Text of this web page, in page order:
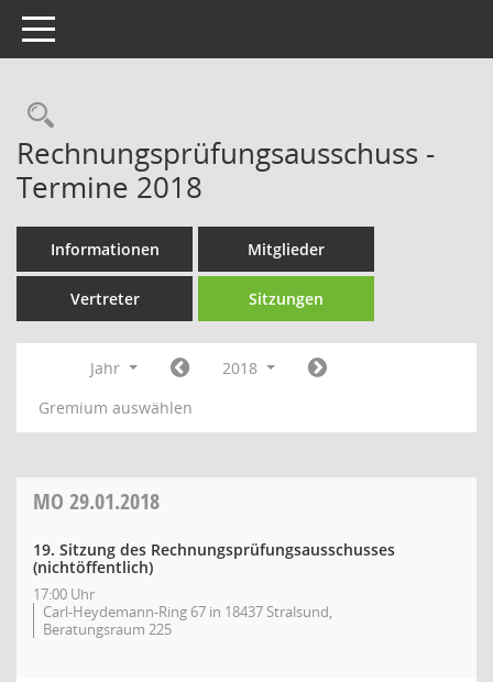
Toggle navigation
Rechercheauswahl
Rechnungsprüfungsausschuss -
Termine 2018
Informationen Mitglieder
Vertreter Sitzungen
Jahr
2018
Gremium auswählen
MO 29.01.2018
19. Sitzung des Rechnungsprüfungsausschusses
(nichtöffentlich)
17:00 Uhr
Carl-Heydemann-Ring 67 in 18437 Stralsund,
Beratungsraum 225